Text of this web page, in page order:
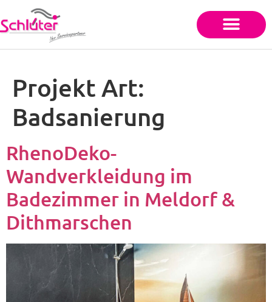
Projekt Art:
Badsanierung
RhenoDeko-
Wandverkleidung im
Badezimmer in Meldorf &
Dithmarschen